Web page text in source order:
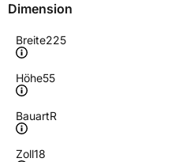
Dimension
Breite225
Höhe55
BauartR
Zoll18